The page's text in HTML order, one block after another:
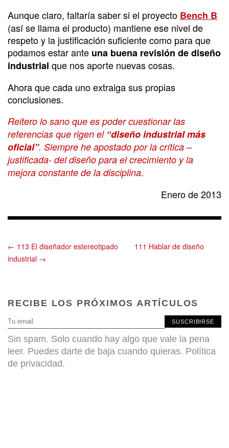
Aunque claro, faltaría saber si el proyecto Bench B
(así se llama el producto) mantiene ese nivel de
respeto y la justificación suficiente como para que
podamos estar ante una buena revisión de diseño
industrial que nos aporte nuevas cosas.
Ahora que cada uno extraiga sus propias
conclusiones.
Reitero lo sano que es poder cuestionar las
referencias que rigen el “diseño industrial más
oficial”. Siempre he apostado por la crítica –
justificada- del diseño para el crecimiento y la
mejora constante de la disciplina.
Enero de 2013
← 113 El diseñador estereotipado
111 Hablar de diseño
industrial →
RECIBE LOS PRÓXIMOS ARTÍCULOS
SUSCRIBIRSE
Sin spam. Solo cuando hay algo que vale la pena
leer. Puedes darte de baja cuando quieras. Política
de privacidad.